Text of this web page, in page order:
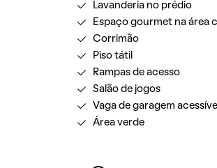
Lavanderia no prédio
Espaço gourmet na área
Corrimão
Piso tátil
Rampas de acesso
Salão de jogos
Vaga de garagem acessível
Área verde